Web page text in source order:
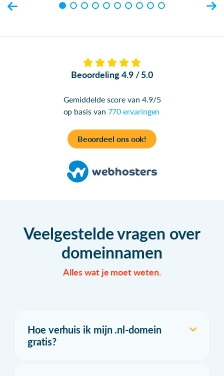
Beoordeling 4.9 / 5.0
Gemiddelde score van 4.9/5
op basis van 770 ervaringen
Beoordeel ons ook!
Veelgestelde vragen over
domeinnamen
Alles wat je moet weten.
Hoe verhuis ik mijn .nl-domein
gratis?